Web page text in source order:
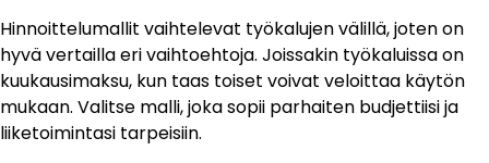
Hinnoittelumallit vaihtelevat työkalujen välillä, joten on
hyvä vertailla eri vaihtoehtoja. Joissakin työkaluissa on
kuukausimaksu, kun taas toiset voivat veloittaa käytön
mukaan. Valitse malli, joka sopii parhaiten budjettiisi ja
liiketoimintasi tarpeisiin.